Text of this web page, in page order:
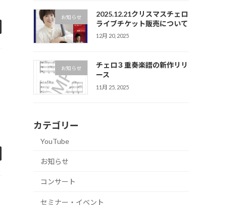
お知らせ
2025.12.21クリスマスチェロ
ライブチケット販売について
12月 20, 2025
お知らせ
チェロ３重奏楽譜の新作リリ
ース
11月 25, 2025
カテゴリー
YouTube
お知らせ
コンサート
セミナー・イベント